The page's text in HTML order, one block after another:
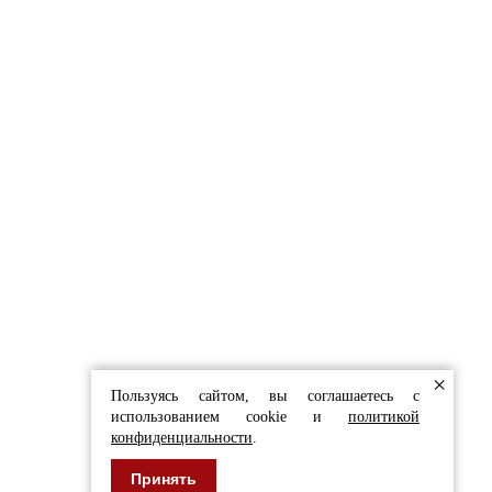
×
Пользуясь сайтом, вы соглашаетесь с
использованием cookie и политикой
конфиденциальности.
Принять
И ОБЛИЦОВКИ